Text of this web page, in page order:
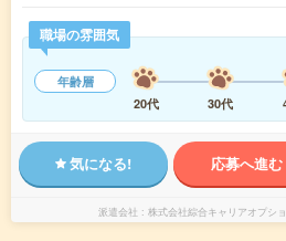
職場の雰囲気
年齢層
20代
30代
気になる! 応募へ進む
派遣会社 株式会社綜合キャリアオプシ